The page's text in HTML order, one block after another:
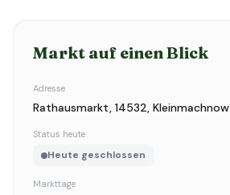
Markt auf einen Blick
Adresse
Rathausmarkt, 14532, Kleinmachnow
Status heute
Heute geschlossen
Markttage